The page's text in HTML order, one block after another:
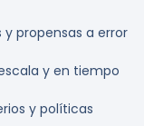
propensas a error
y en tiempo
y políticas